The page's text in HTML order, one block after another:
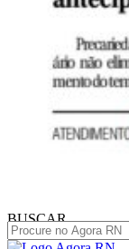
BUSCAR